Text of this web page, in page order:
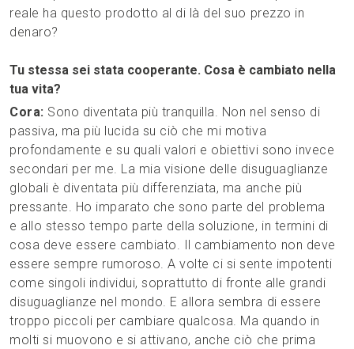
reale ha questo prodotto al di là del suo prezzo in
denaro?
Tu stessa sei stata cooperante. Cosa è cambiato nella
tua vita?
Cora: Sono diventata più tranquilla. Non nel senso di
passiva, ma più lucida su ciò che mi motiva
profondamente e su quali valori e obiettivi sono invece
secondari per me. La mia visione delle disuguaglianze
globali è diventata più differenziata, ma anche più
pressante. Ho imparato che sono parte del problema
e allo stesso tempo parte della soluzione, in termini di
cosa deve essere cambiato. Il cambiamento non deve
essere sempre rumoroso. A volte ci si sente impotenti
come singoli individui, soprattutto di fronte alle grandi
disuguaglianze nel mondo. E allora sembra di essere
troppo piccoli per cambiare qualcosa. Ma quando in
molti si muovono e si attivano, anche ciò che prima